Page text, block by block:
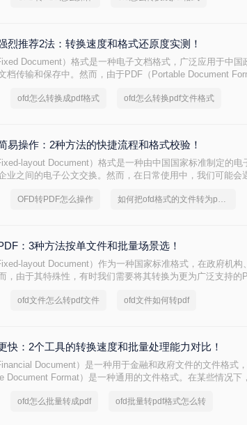
烈推荐2法：转换速度和格式还原度实测！
Document）格式是一种电子文档格式，广泛应用于中国
档传输和保存中。然而，由于PDF（Portable Document
？下面将介绍几种常用的OFD转PDF的方法，帮助您轻松完成
ofd怎么转换成pdf格式 ofd怎么转换pdf文件格式
易操作：2种方法的快捷流程和格式校验！
layout Document）格式是一种由中国国家标准制定的电
业之间的电子公文交换。然而，在日常使用中，我们可能会
文件的有效方法，帮助您轻松完成文件转换。
OFD转PDF怎么操作 如何把ofd格式的文件转为pdf格式
：3种方法按单文件和批量场景选！
layout Document）作为一种国家标准格式，在政府机构
，由于其特殊性，有时我们需要将其转换为更为广泛支持的
ofd文件怎么转pdf文件 ofd文件如何转pdf
快：2个工具的转换速度和批量处理能力对比！
Document）是一种用于金融和政府文件的文件格式
Document Format）是一种通用的文件格式。在某些情况下
ofd怎么批量转成pdf ofd批量转pdf格式怎么转